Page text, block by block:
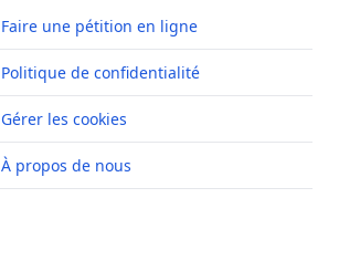
Faire une pétition en ligne
Politique de confidentialité
Gérer les cookies
À propos de nous